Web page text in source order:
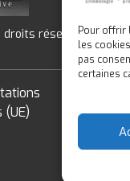
Pour offrir
les
pas
certaines
droits réservés.